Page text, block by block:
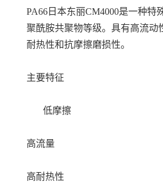
PA66日本东丽CM4000是一种特
聚酰胺共聚物等级。具有高流动
耐热性和抗摩擦磨损性。
主要特征
低摩擦
高流量
高耐热性